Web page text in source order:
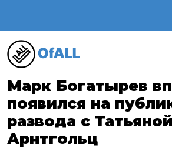
OfALL
Марк Богатырев
появился на
развода с Татьяной
Арнтгольц